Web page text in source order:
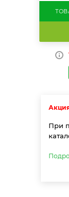
При